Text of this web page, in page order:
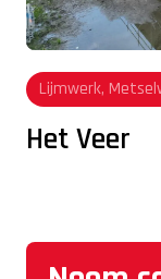
Lijmwerk,
Het Veer